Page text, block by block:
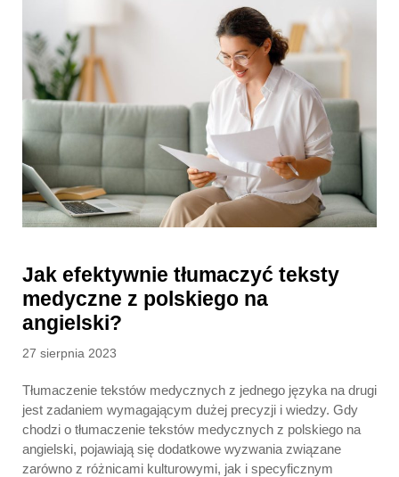
Jak efektywnie tłumaczyć teksty
medyczne z polskiego na
angielski?
Posted
27 sierpnia 2023
Tłumaczenie tekstów medycznych z jednego języka na drugi
jest zadaniem wymagającym dużej precyzji i wiedzy. Gdy
chodzi o tłumaczenie tekstów medycznych z polskiego na
angielski, pojawiają się dodatkowe wyzwania związane
zarówno z różnicami kulturowymi, jak i specyficznym